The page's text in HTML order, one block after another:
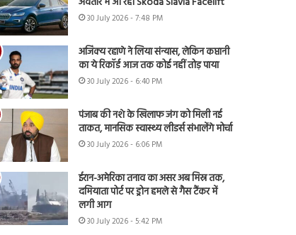
30 July 2026 - 7:48 PM
अजिंक्य रहाणे ने लिया संन्यास, लेकिन कप्तानी
का ये रिकॉर्ड आज तक कोई नहीं तोड़ पाया
30 July 2026 - 6:40 PM
पंजाब की नशे के खिलाफ जंग को मिली नई
ताकत, मानसिक स्वास्थ्य लीडर्स संभालेंगे मोर्चा
30 July 2026 - 6:06 PM
ईरान-अमेरिका तनाव का असर अब मिस्र तक,
दमियाता पोर्ट पर ड्रोन हमले से गैस टैंकर में
लगी आग
30 July 2026 - 5:42 PM